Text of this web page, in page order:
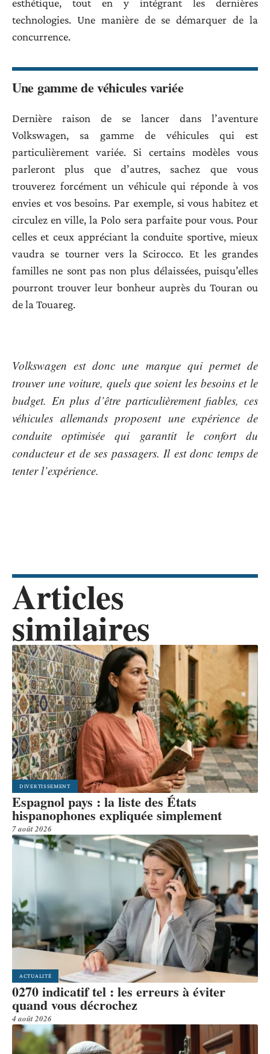
esthétique, tout en y intégrant les dernières
technologies. Une manière de se démarquer de la
concurrence.
Une gamme de véhicules variée
Dernière raison de se lancer dans l’aventure
Volkswagen, sa gamme de véhicules qui est
particulièrement variée. Si certains modèles vous
parleront plus que d’autres, sachez que vous
trouverez forcément un véhicule qui réponde à vos
envies et vos besoins. Par exemple, si vous habitez et
circulez en ville, la Polo sera parfaite pour vous. Pour
celles et ceux appréciant la conduite sportive, mieux
vaudra se tourner vers la Scirocco. Et les grandes
familles ne sont pas non plus délaissées, puisqu’elles
pourront trouver leur bonheur auprès du Touran ou
de la Touareg.
Volkswagen est donc une marque qui permet de
trouver une voiture, quels que soient les besoins et le
budget. En plus d’être particulièrement fiables, ces
véhicules allemands proposent une expérience de
conduite optimisée qui garantit le confort du
conducteur et de ses passagers. Il est donc temps de
tenter l’expérience.
Articles
similaires
DIVERTISSEMENT
Espagnol pays : la liste des États
hispanophones expliquée simplement
7 août 2026
ACTUALITÉ
0270 indicatif tel : les erreurs à éviter
quand vous décrochez
4 août 2026